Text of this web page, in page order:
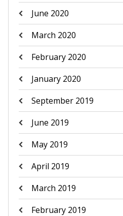
June 2020
March 2020
February 2020
January 2020
September 2019
June 2019
May 2019
April 2019
March 2019
February 2019